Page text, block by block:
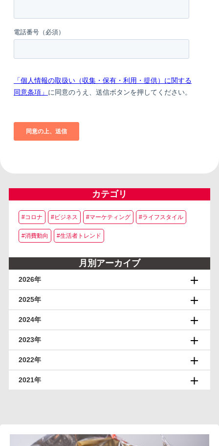
カテゴリ
#コロナ #ビジネス #マーケティング #ライフスタイル
#消費動向 #生活者トレンド
月別アーカイブ
2026年
2025年
2024年
2023年
2022年
2021年